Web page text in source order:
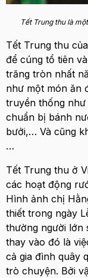
Tết Trung thu là
Tết Trung thu
để cúng tổ tiên
trăng tròn nhất
như một món ăn
truyền thống
chuẩn bị bánh
bưởi,… Và cũng
…
Tết Trung thu ở
các hoạt động
Hình ảnh chị
thiết trong ngày
thường người lớn
thay vào đó là
cả gia đình quây
trò chuyện. Bởi